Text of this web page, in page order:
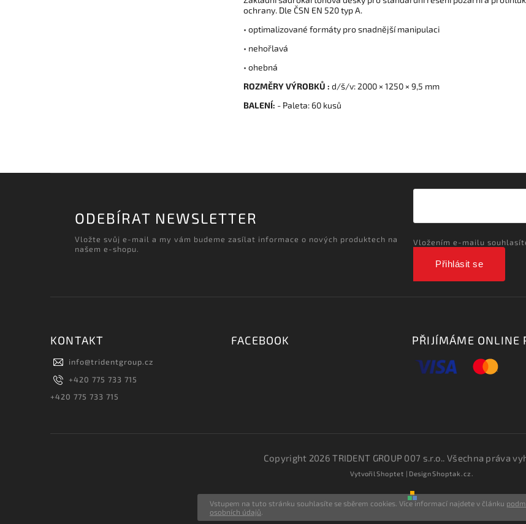
Vstupem na tuto stránku souhlasíte se sběrem cookies. Více informací najdete v článku
osobních údajů
ochrany. Dle ČSN EN 520 typ A.
• optimalizované formáty pro snadnější manipulaci
• nehořlavá
• ohebná
ROZMĚRY VÝROBKŮ : d/š/v: 2000 × 1250 × 9,5 mm
BALENÍ: - Paleta: 60 kusů
ODEBÍRAT NEWSLETTER
Vložte svůj e-mail a my vám budeme zasílat informace o nových produktech na
našem e-shopu.
Vložením e-mailu
Přihlásit se
KONTAKT
info@tridentgroup.cz
+420 775 733 715
+420 775 733 715
FACEBOOK PŘIJÍMÁME ONLINE
Copyright 2026TRIDENT GROUP 007 s.r.o.. Všechna práva
VytvořilShoptet | DesignShoptak.cz.